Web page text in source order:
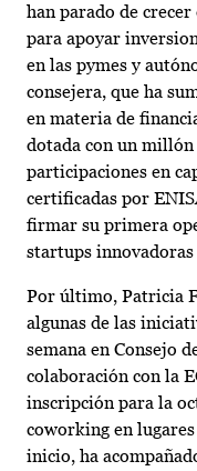
han parado de
para apoyar
en las pymes y
consejera, que ha
en materia de
dotada con un
participaciones en
certificadas por
firmar su primera
startups
Por último, Patricia
algunas de las
semana en Consejo
colaboración con la
inscripción para la
coworking en
inicio, ha